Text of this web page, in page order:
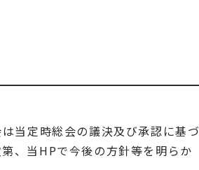
当定時総会の議決及び承認に基づ
、当HPで今後の方針等を明らか